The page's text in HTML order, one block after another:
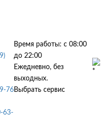
76
63-
Время работы: с 08:00
до 22:00
Ежедневно, без
выходных.
Выбрать сервис